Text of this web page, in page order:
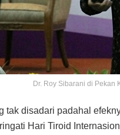
Dr. Roy Sibarani di Pekan
tak disadari padahal
Hari Tiroid